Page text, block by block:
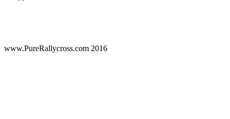
www.PureRallycross.com 2016